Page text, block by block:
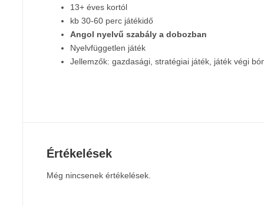
13+ éves kortól
kb 30-60 perc játékidő
Angol nyelvű szabály a dobozban
Nyelvfüggetlen játék
Jellemzők: gazdasági, stratégiai játék, játék végi
Értékelések
Még nincsenek értékelések.